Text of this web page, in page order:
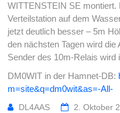
WITTENSTEIN SE
Verteilstation auf dem
jetzt deutlich besser – 5m
den nächsten Tagen wird
Sender des 10m-Relais wird
DM0WIT in der Hamnet-DB:
m=site&q=dm0wit&as=-All-
DL4AAS 2. Oktober